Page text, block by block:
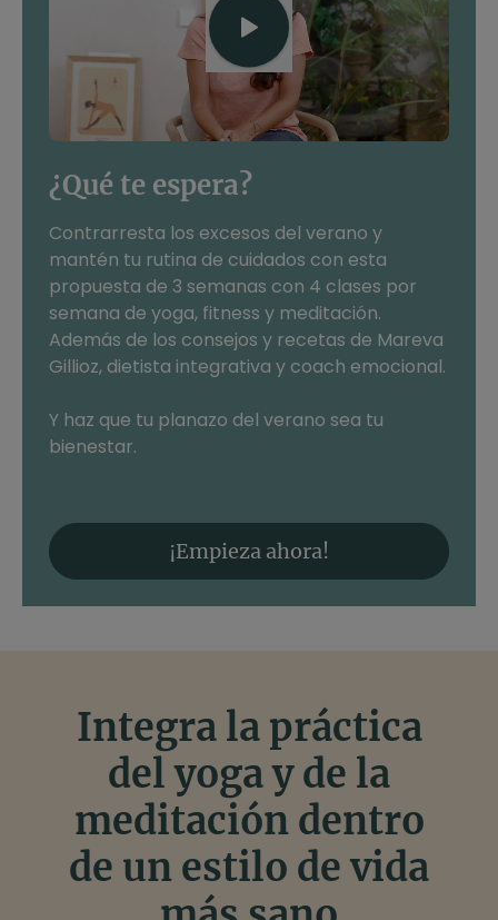
¿Qué te espera?
Contrarresta los excesos del verano y
mantén tu rutina de cuidados con esta
propuesta de 3 semanas con 4 clases por
semana de yoga, fitness y meditación.
Además de los consejos y recetas de Mareva
Gillioz, dietista integrativa y coach emocional.
Y haz que tu planazo del verano sea tu
bienestar.
¡Empieza ahora!
Integra la práctica
del yoga y de la
meditación dentro
de un estilo de vida